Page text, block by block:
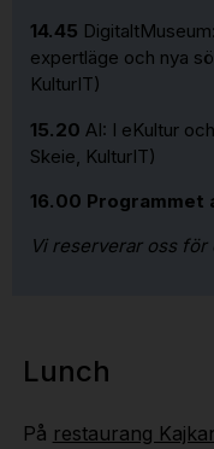
14.45
expertläge och nya
KulturIT)
15.20 AI: I eKultur
Skeie, KulturIT)
16.00 Programmet
Vi reserverar oss för
Lunch
På restaurang